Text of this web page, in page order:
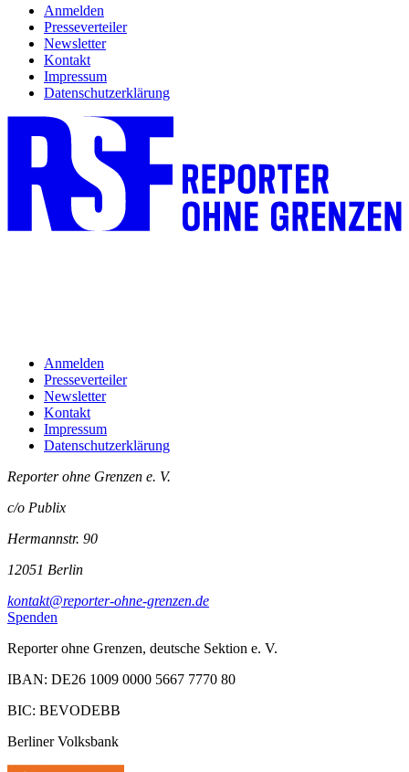
Anmelden
Presseverteiler
Newsletter
Kontakt
Impressum
Datenschutzerklärung
Anmelden
Presseverteiler
Newsletter
Kontakt
Impressum
Datenschutzerklärung
Reporter ohne Grenzen e. V.
c/o Publix
Hermannstr. 90
12051 Berlin
kontakt@reporter-ohne-grenzen.de
Spenden
Reporter ohne Grenzen, deutsche Sektion e. V.
IBAN: DE26 1009 0000 5667 7770 80
BIC: BEVODEBB
Berliner Volksbank